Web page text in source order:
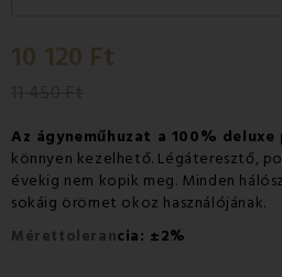
Csütörtök 13.08
10 120 Ft
Az ágyneműhuzat a 100% deluxe
könnyen kezelhető. Légáteresztő,
évekig nem kopik meg. Minden
sokáig örömet okoz használójának.
Mérettolerancia: ±2%